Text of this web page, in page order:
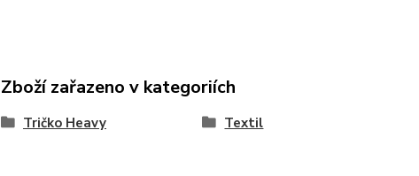
Zboží zařazeno v kategoriích
Tričko Heavy Textil